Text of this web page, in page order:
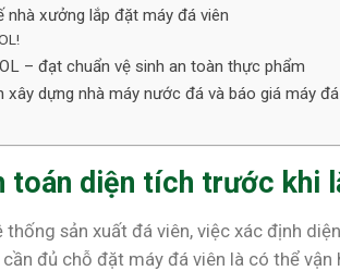
nhà xưởng lắp đặt máy đá viên
– đạt chuẩn vệ sinh an toàn thực phẩm
xây dựng nhà máy nước đá và báo giá máy
toán diện tích trước khi
sản xuất đá viên, việc xác định
đủ chỗ đặt máy đá viên là có thể